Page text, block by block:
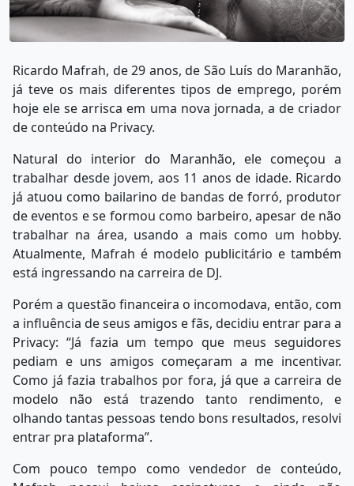
Ricardo Mafrah, de 29 anos, de São Luís do Maranhão,
já teve os mais diferentes tipos de emprego, porém
hoje ele se arrisca em uma nova jornada, a de criador
de conteúdo na Privacy.
Natural do interior do Maranhão, ele começou a
trabalhar desde jovem, aos 11 anos de idade. Ricardo
já atuou como bailarino de bandas de forró, produtor
de eventos e se formou como barbeiro, apesar de não
trabalhar na área, usando a mais como um hobby.
Atualmente, Mafrah é modelo publicitário e também
está ingressando na carreira de DJ.
Porém a questão financeira o incomodava, então, com
a influência de seus amigos e fãs, decidiu entrar para a
Privacy: “Já fazia um tempo que meus seguidores
pediam e uns amigos começaram a me incentivar.
Como já fazia trabalhos por fora, já que a carreira de
modelo não está trazendo tanto rendimento, e
olhando tantas pessoas tendo bons resultados, resolvi
entrar pra plataforma”.
Com pouco tempo como vendedor de conteúdo,